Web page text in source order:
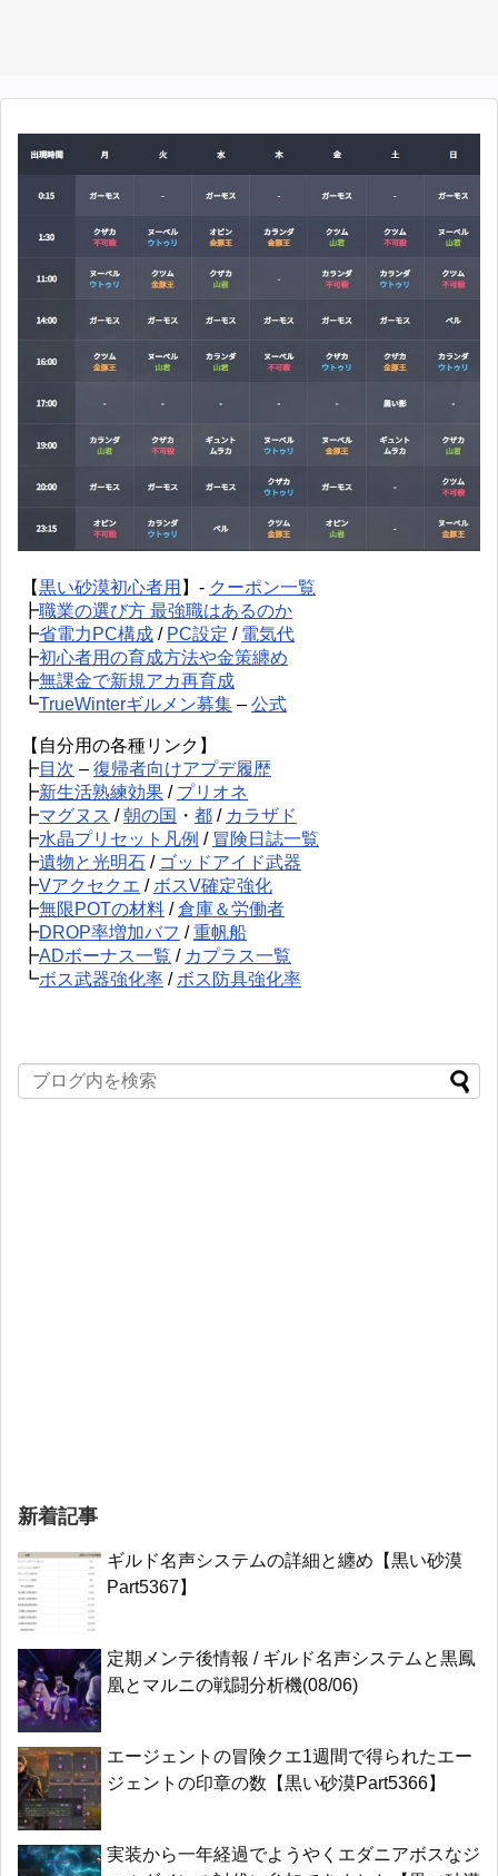
【黒い砂漠初心者用 】- クーポン一覧
┣職業の選び方 最強職はあるのか
┣省電力PC構成 / PC設定 / 電気代
┣初心者用の育成方法や金策纏め
┣無課金で新規アカ再育成
┗TrueWinterギルメン募集 – 公式
【自分用の各種リンク】
┣目次 – 復帰者向けアプデ履歴
┣新生活熟練効果 / プリオネ
┣マグヌス / 朝の国 ・ 都 / カラザド
┣水晶プリセット凡例 / 冒険日誌一覧
┣遺物と光明石 / ゴッドアイド武器
┣Vアクセクエ / ボスV確定強化
┣無限POTの材料 / 倉庫＆労働者
┣DROP率増加バフ / 重帆船
┣ADボーナス一覧 / カプラス一覧
┗ボス武器強化率 / ボス防具強化率
新着記事
ギルド名声システムの詳細と纏め【黒い砂漠
Part5367】
定期メンテ後情報 / ギルド名声システムと黒鳳
凰とマルニの戦闘分析機(08/06)
エージェントの冒険クエ1週間で得られたエー
ジェントの印章の数【黒い砂漠Part5366】
実装から一年経過でようやくエダニアボスなジ